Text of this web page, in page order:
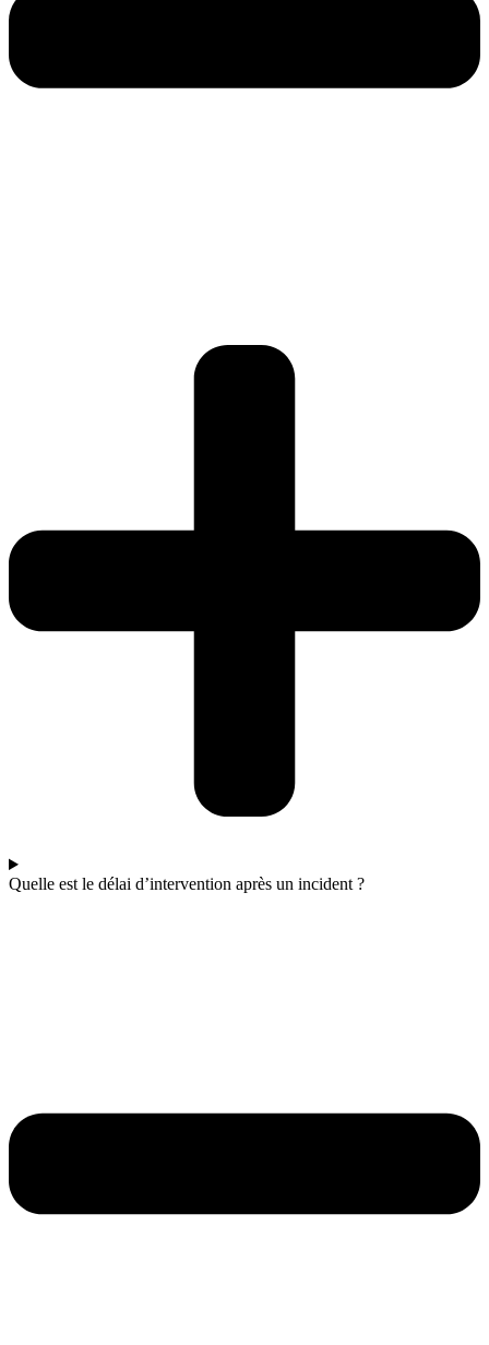
Quelle est le délai d’intervention après un incident ?